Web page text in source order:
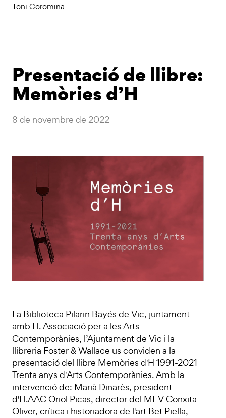
Toni Coromina
Presentació de llibre:
Memòries d’H
8 de novembre de 2022
La Biblioteca Pilarin Bayés de Vic, juntament
amb H. Associació per a les Arts
Contemporànies, l’Ajuntament de Vic i la
llibreria Foster & Wallace us conviden a la
presentació del llibre Memòries d'H 1991-2021
Trenta anys d'Arts Contemporànies. Amb la
intervenció de: Marià Dinarès, president
d'H.AAC Oriol Picas, director del MEV Conxita
Oliver, crítica i historiadora de l'art Bet Piella,